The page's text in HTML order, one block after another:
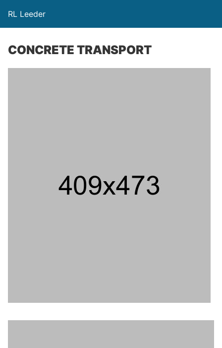
RL Leeder
CONCRETE TRANSPORT